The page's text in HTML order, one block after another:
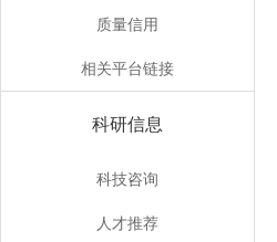
质量信用
相关平台链接
科研信息
科技咨询
人才推荐